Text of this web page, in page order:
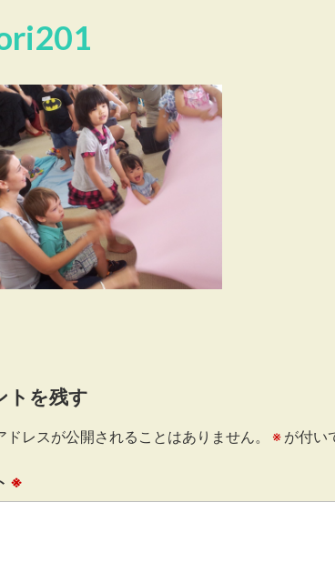
トを残す
ドレスが公開されることはありません。 ※ が付い
※